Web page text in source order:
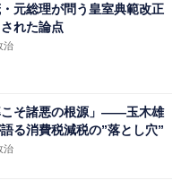
元総理が問う皇室典範改正
れた論点
治
こそ諸悪の根源」――玉木雄
る消費税減税の”落とし穴”
治